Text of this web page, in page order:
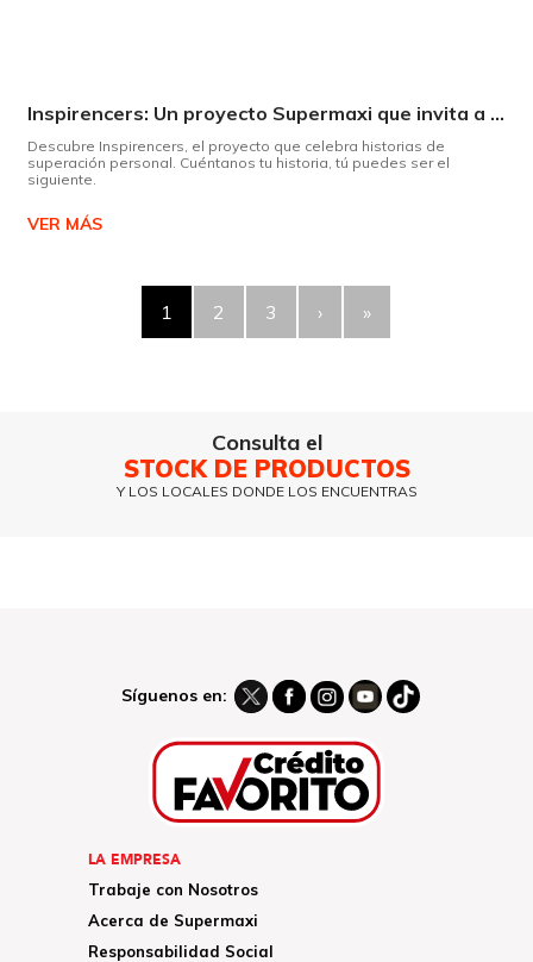
Inspirencers: Un proyecto Supermaxi que invita a ser parte del cambio.
Descubre Inspirencers, el proyecto que celebra historias de
superación personal. Cuéntanos tu historia, tú puedes ser el
siguiente.
VER MÁS
1 2 3 › »
Consulta el
STOCK DE PRODUCTOS
Y LOS LOCALES DONDE LOS ENCUENTRAS
Síguenos en:
LA EMPRESA
Trabaje con Nosotros
Acerca de Supermaxi
Responsabilidad Social